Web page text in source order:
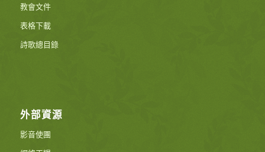
教會文件
表格下載
詩歌總目錄
外部資源
影音使團